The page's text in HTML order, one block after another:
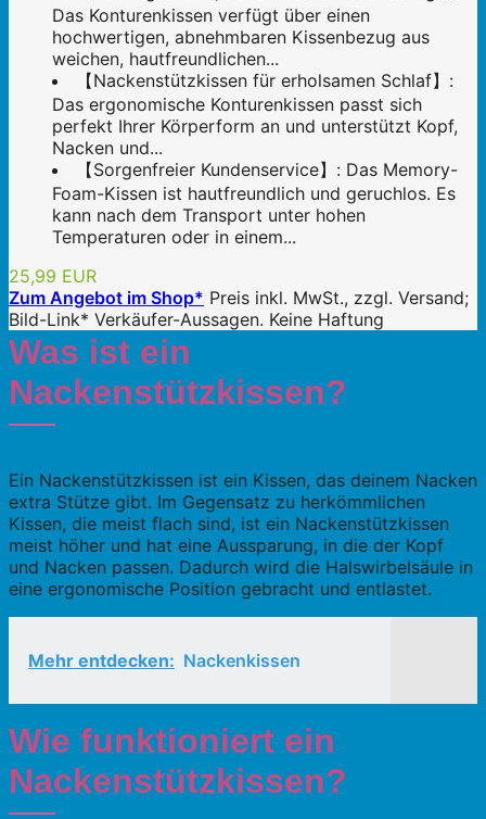
Das Konturenkissen verfügt über einen
hochwertigen, abnehmbaren Kissenbezug aus
weichen, hautfreundlichen...
【Nackenstützkissen für erholsamen Schlaf】:
Das ergonomische Konturenkissen passt sich
perfekt Ihrer Körperform an und unterstützt Kopf,
Nacken und...
【Sorgenfreier Kundenservice】: Das Memory-
Foam-Kissen ist hautfreundlich und geruchlos. Es
kann nach dem Transport unter hohen
Temperaturen oder in einem...
25,99 EUR
Zum Angebot im Shop* Preis inkl. MwSt., zzgl. Versand;
Bild-Link* Verkäufer-Aussagen. Keine Haftung
Was ist ein
Nackenstützkissen?
Ein Nackenstützkissen ist ein Kissen, das deinem Nacken
extra Stütze gibt. Im Gegensatz zu herkömmlichen
Kissen, die meist flach sind, ist ein Nackenstützkissen
meist höher und hat eine Aussparung, in die der Kopf
und Nacken passen. Dadurch wird die Halswirbelsäule in
eine ergonomische Position gebracht und entlastet.
Mehr entdecken: Nackenkissen
Wie funktioniert ein
Nackenstützkissen?